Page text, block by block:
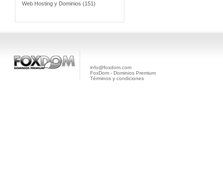
Web Hosting y Dominios (151)
info@foxdom.com
FoxDom - Dominios Premium
Términos y condiciones